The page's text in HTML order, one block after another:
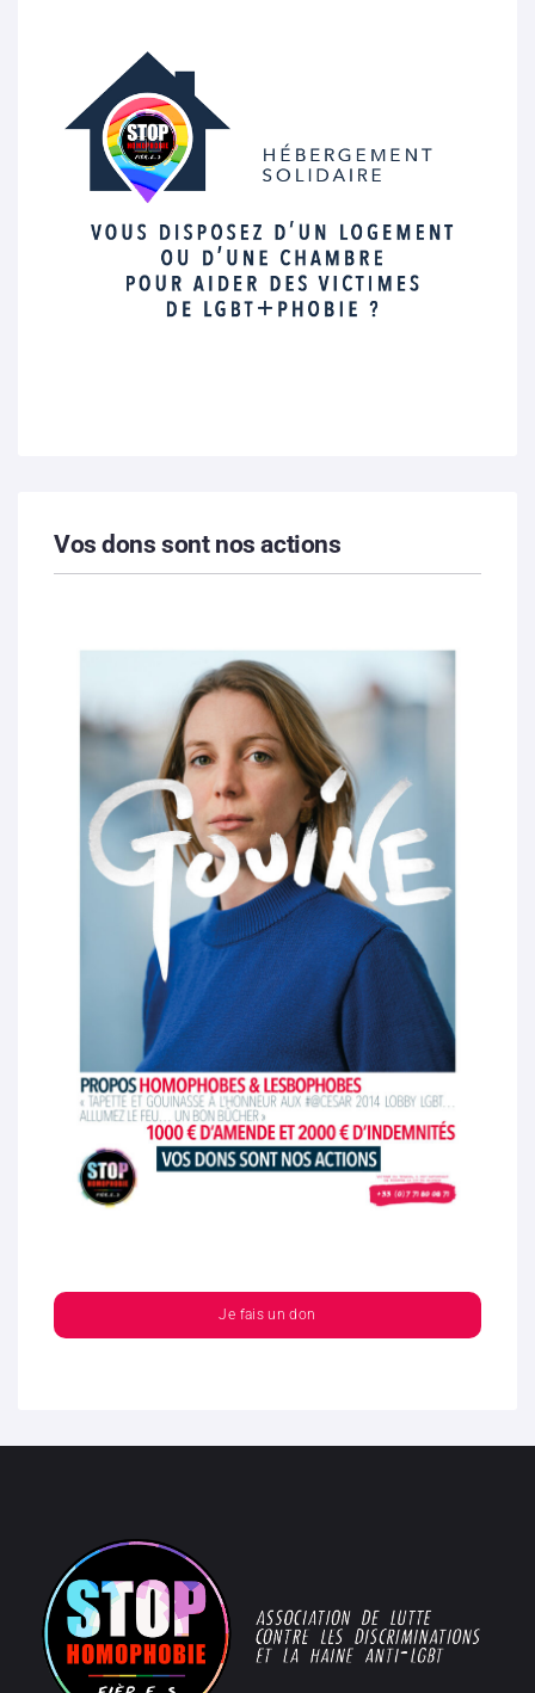
Vos dons sont nos actions
Je fais un don